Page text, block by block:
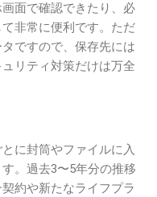
面で確認できたり、必
非常に便利です。ただ
ですので、保存先には
リティ対策だけは万全
に封筒やファイルに入
。過去3〜5年分の推移
約や新たなライフプラ